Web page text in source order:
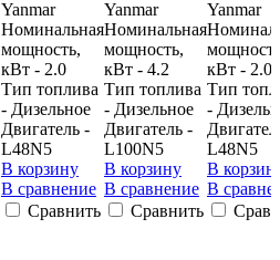
Yanmar
Номинальная
мощность,
кВт - 2.0
Тип топлива
- Дизельное
Двигатель -
L48N5
В корзину
В сравнение
Сравнить
Yanmar
Номинальная
мощность,
кВт - 4.2
Тип топлива
- Дизельное
Двигатель -
L100N5
В корзину
В сравнение
Сравнить
Yanmar
кВт - 2.0
Тип
-
L48N5
В
В